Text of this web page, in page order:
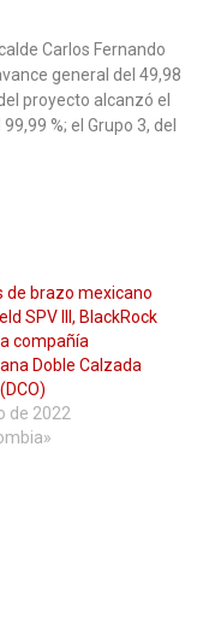
Carlos Fernando
general del 49,98
proyecto alcanzó el
%; el Grupo 3, del
de brazo mexicano
SPV III, BlackRock
compañía
Doble Calzada
de 2022